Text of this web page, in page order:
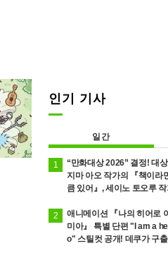
인기 기사
일간
“만화대상 2026” 결정! 대
지마 아오 작가의 『책이라
큼 있어』, 세이노 토오루 작
애니메이션 『나의 히어로
미아』 특별 단편 "I am a
o" 스틸컷 공개! 데쿠가 구